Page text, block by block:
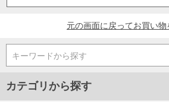
元の画面に戻ってお買い物
キーワードから探す
カテゴリから探す